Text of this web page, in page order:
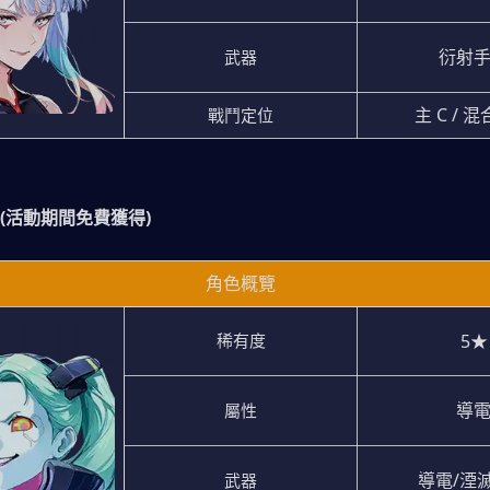
武器 衍射
戰鬥定位 主 C / 混
活動期間免費獲得)
角色概覽
稀有度 5★
屬性 導電
武器 導電/湮